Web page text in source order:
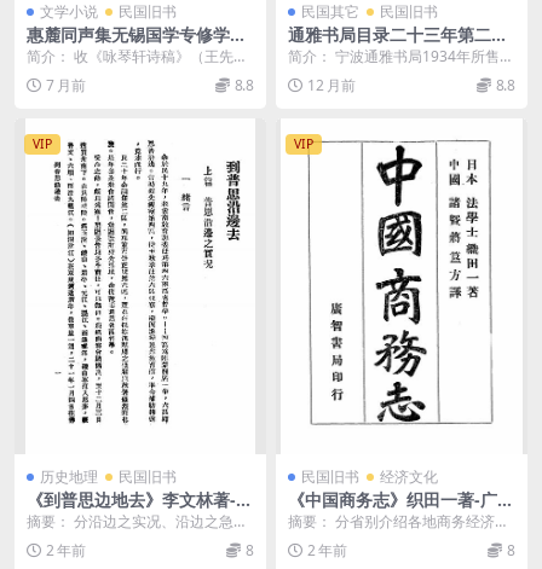
文学小说 民国旧书
惠麓同声集无锡国学专修学校
PDF下载
简介： 收《咏琴轩诗稿》（王先
献），《勤生诗稿》（卞敬业），
《覆瓿诗稿》（李钊）...
7 月前 8.8
民国其它 民国旧书
通雅书局目录二十三年第二期
PDF下载,民国宁波通雅书局研
究史料
简介： 宁波通雅书局1934年所售古
籍目录，分经、史、子、集等类。
截图： 目录...
12 月前 8.8
VIP
历史地理 民国旧书
《到普思边地去》李文林著-省
立双师-民国25[1936]-pdf古
摘要： 分沿边之实况、沿边之急
务、沿边考察之日记3篇，介绍思普
边地（今普洱县境）...
2 年前 8
VIP
民国旧书 经济文化
《中国商务志》织田一著-广智
书局-清光绪三十二年[1906]-p
摘要： 分省别介绍各地商务经济发
展情况。中国商务志pdf下载 截
图： 服务说明：...
2 年前 8